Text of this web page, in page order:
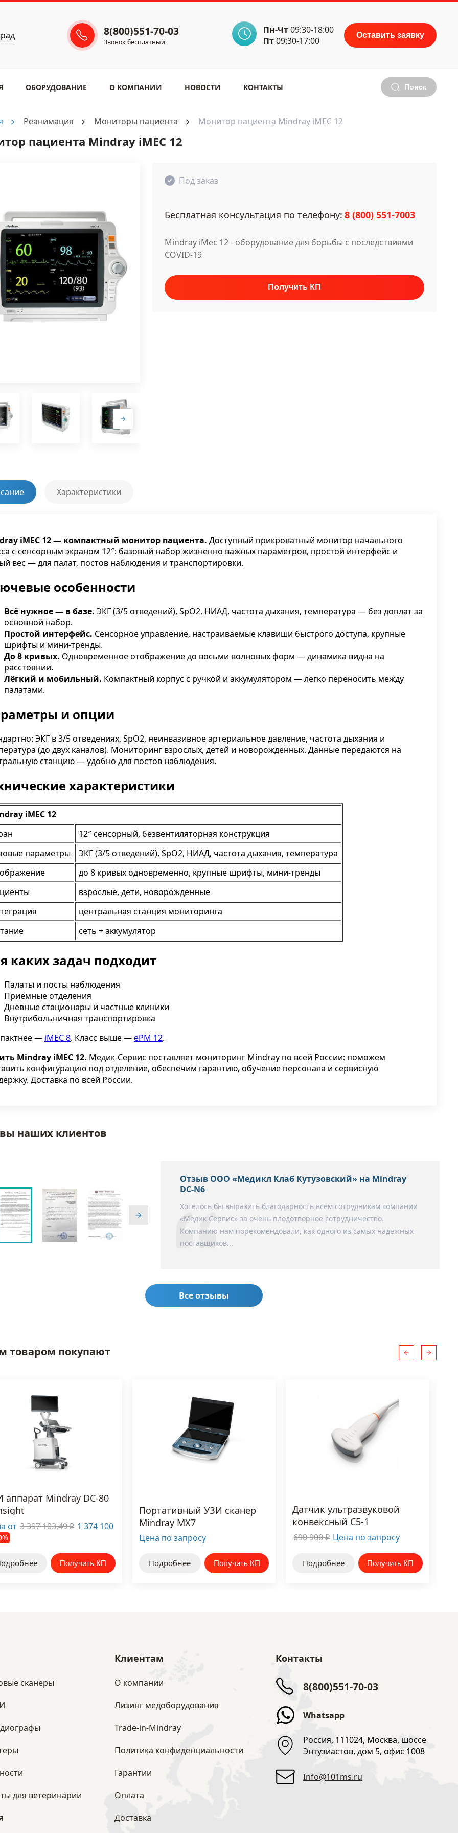
8(800)551-70-03
Звонок бесплатный
Пн-Чт09:30-18:00
Пт09:30-17:00
Оставить заявку
ОБОРУДОВАНИЕ ​О КОМПАНИИ НОВОСТИ КОНТАКТЫ Поиск
в разные сроки
как меняется
от отёка до рубца
же травма нерва в
выглядит на
разному —
Читать полностью
7 августа 2026
Почему при травме
седалищного нерва чаще
всего страдает стопа:
анатомия вопроса
При повреждении седалищного
нерва — после травмы,
Реанимация Мониторы пациента Монитор пациента Mindray iMEC 12
пациента Mindray iMEC 12
Под заказ
Бесплатная консультация по телефону: 8 (800) 551-7003
Mindray iMec 12 - оборудование для борьбы с последствиями
COVID-19
Характеристики
iMEC 12 — компактный монитор пациента. Доступный прикроватный монитор начального
с сенсорным экраном 12″: базовый набор жизненно важных параметров, простой интерфейс и
вес — для палат, постов наблюдения и транспортировки.
особенности
Всё нужное — в базе. ЭКГ (3/5 отведений), SpO2, НИАД, частота дыхания, температура — без доплат за
основной набор.
Простой интерфейс. Сенсорное управление, настраиваемые клавиши быстрого доступа, крупные
шрифты и мини-тренды.
До 8 кривых. Одновременное отображение до восьми волновых форм — динамика видна на
расстоянии.
Лёгкий и мобильный. Компактный корпус с ручкой и аккумулятором — легко переносить между
палатами.
и опции
ЭКГ в 3/5 отведениях, SpO2, неинвазивное артериальное давление, частота дыхания и
(до двух каналов). Мониторинг взрослых, детей и новорождённых. Данные передаются на
станцию — удобно для постов наблюдения.
характеристики
iMEC 12
12″ сенсорный, безвентиляторная конструкция
параметры
ЭКГ (3/5 отведений), SpO2, НИАД, частота дыхания, температура
до 8 кривых одновременно, крупные шрифты, мини-тренды
взрослые, дети, новорождённые
центральная станция мониторинга
сеть + аккумулятор
каких задач подходит
Палаты и посты наблюдения
Приёмные отделения
Дневные стационары и частные клиники
Внутрибольничная транспортировка
— iMEC 8. Класс выше —ePM 12.
Mindray iMEC 12. Медик-Сервис поставляет мониторинг Mindray по всей России: поможем
конфигурацию под отделение, обеспечим гарантию, обучение персонала и сервисную
Доставка по всей России.
наших клиентов
Отзыв ООО «Медикл Клаб Кутузовский» на Mindray
DC-N6
Хотелось бы выразить благодарность всем сотрудникам компании
«Медик Сервис» за очень плодотворное сотрудничество.
Компанию нам порекомендовали, как одного из самых надежных
поставщиков...
Все отзывы
товаром покупают
аппарат Mindray DC-80
от 3 397 103,49₽ 1 374 100
Портативный УЗИ сканер
Mindray MX7
Цена по запросу
Подробнее
Датчик ультразвуковой
конвексный C5-1
690 900₽ Цена по запросу
Подробнее
сканеры
для ветеринарии
Клиентам
О компании
Лизинг медоборудования
Trade-in-Mindray
Политика конфиденциальности
Гарантии
Оплата
Доставка
Контакты
8(800)551-70-03
Whatsapp
Россия, 111024, Москва, шоссе
Энтузиастов, дом 5, офис 1008
Info@101ms.ru